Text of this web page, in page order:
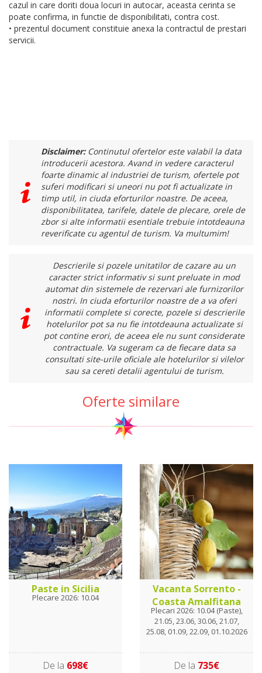
cazul in care doriti doua locuri in autocar, aceasta cerinta se
poate confirma, in functie de disponibilitati, contra cost.
• prezentul document constituie anexa la contractul de prestari
servicii.
Disclaimer:Continutul ofertelor este valabil la data
introducerii acestora. Avand in vedere caracterul
foarte dinamic al industriei de turism, ofertele pot
suferi modificari si uneori nu pot fi actualizate in
timp util, in ciuda eforturilor noastre. De aceea,
disponibilitatea, tarifele, datele de plecare, orele de
zbor si alte informatii esentiale trebuie intotdeauna
reverificate cu agentul de turism. Va multumim!
Descrierile si pozele unitatilor de cazare au un
caracter strict informativ si sunt preluate in mod
automat din sistemele de rezervari ale furnizorilor
nostri. In ciuda eforturilor noastre de a va oferi
informatii complete si corecte, pozele si descrierile
hotelurilor pot sa nu fie intotdeauna actualizate si
pot contine erori, de aceea ele nu sunt considerate
contractuale. Va sugeram ca de fiecare data sa
consultati site-urile oficiale ale hotelurilor si vilelor
sau sa cereti detalii agentului de turism.
Oferte similare
Paste in Sicilia
Plecare 2026: 10.04
De la 698€
Vacanta Sorrento -
Coasta Amalfitana
Plecari 2026: 10.04 (Paste),
21.05, 23.06, 30.06, 21.07,
25.08, 01.09, 22.09, 01.10.2026
De la 735€